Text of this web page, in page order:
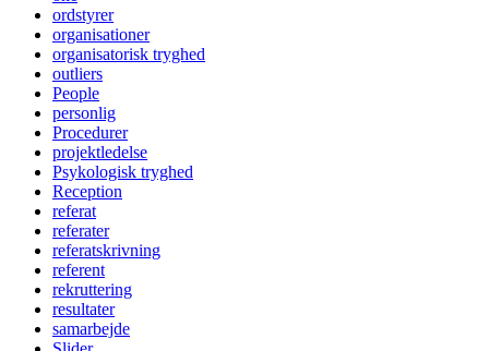
ordstyrer
organisationer
organisatorisk tryghed
outliers
People
personlig
Procedurer
projektledelse
Psykologisk tryghed
Reception
referat
referater
referatskrivning
referent
rekruttering
resultater
samarbejde